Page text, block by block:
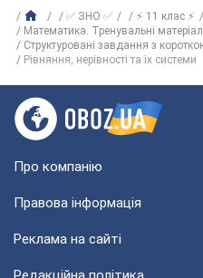
✅ ЗНО ✅ ⚡ 11 клас ⚡
Математика. Тренувальні
Структуровані завдання з
Рівняння, нерівності та їх системи
Про компанію
Правова інформація
Реклама на сайті